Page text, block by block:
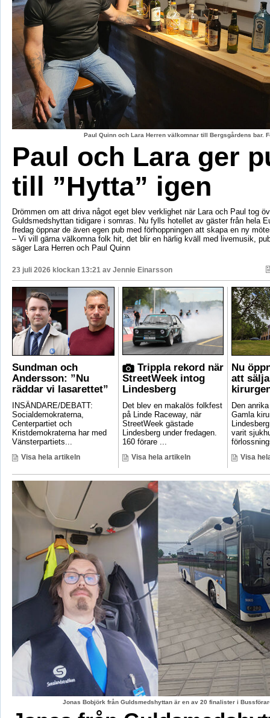
Paul Quinn och Lara Herren välkomnar till Bergsgårdens bar.
Paul och Lara ger
till ”Hytta” igen
Drömmen om att driva något eget blev verklighet när Lara och Paul tog
Guldsmedshyttan tidigare i somras. Nu fylls hotellet av gäster från hela
fredag öppnar de även egen pub med förhoppningen att skapa en ny
– Vi vill gärna välkomna folk hit, det blir en härlig kväll med livemusik,
säger Lara Herren och Paul Quinn
23 juli 2026 klockan 13:21 av Jennie Einarsson
Sundman och
Andersson: ”Nu
räddar vi lasarettet”
INSÄNDARE/DEBATT:
Socialdemokraterna,
Centerpartiet och
Kristdemokraterna har med
Vänsterpartiets...
Visa hela artikeln
Trippla rekord när
StreetWeek intog
Lindesberg
Det blev en makalös folkfest
på Linde Raceway, när
StreetWeek gästade
Lindesberg under fredagen.
160 förare ...
Visa hela artikeln
Nu
att
Den
Gamla
varit
Visa
Jonas Bobjörk från Guldsmedshyttan är en av 20 finalister i